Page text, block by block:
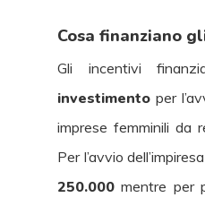
Cosa finanziano
Gli incentivi
investimento per
imprese femminili da
Per l’avvio
250.000 mentre per